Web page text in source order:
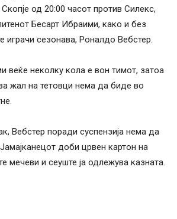
од 20:00 часот против Силекс,
Бесарт Ибраими, како и без
играчи сезонава, Роналдо Вебстер.
веќе неколку кола е вон тимот, затоа
жал на тетовци нема да биде во
Вебстер поради суспензија нема да
доби црвен картон на
мечеви и сеуште ја одлежува казната.